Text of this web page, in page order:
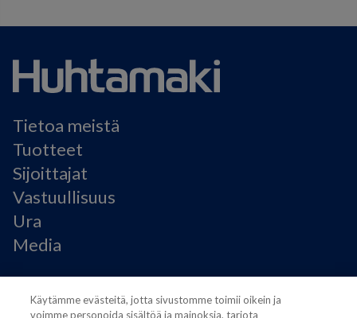
Tietoa meistä
Tuotteet
Sijoittajat
Vastuullisuus
Ura
Media
Käyttöehdot
Modern Slavery Statement
Käytämme evästeitä, jotta sivustomme toimii oikein ja
voimme personoida sisältöä ja mainoksia, tarjota